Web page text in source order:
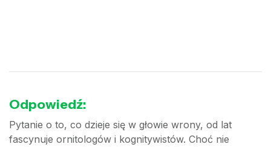
Odpowiedź:
Pytanie o to, co dzieje się w głowie wrony, od lat
fascynuje ornitologów i kognitywistów. Choć nie